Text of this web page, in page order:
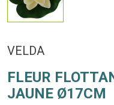
VELDA
FLEUR
JAUNE Ø17CM